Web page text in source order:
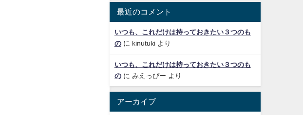
最近のコメント
いつも、これだけは持っておきたい３つのも
のに kinutukiより
いつも、これだけは持っておきたい３つのも
のに みえっぴー より
アーカイブ